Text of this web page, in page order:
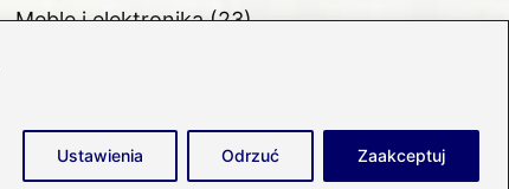
Ustawienia Odrzuć Zaakceptuj
Meble i elektronika(23)